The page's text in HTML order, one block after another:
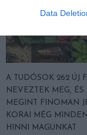
Data
A TUDÓSOK 262 ÚJ
NEVEZTEK MEG,
MEGINT FINOMAN
KORAI MÉG
HINNI MAGUNKAT